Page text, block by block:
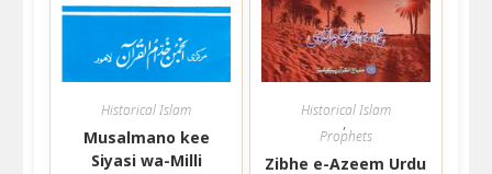
Historical Islam
Musalmano kee
Siyasi wa-Milli
Historical Islam
,
Prophets
Zibhe e-Azeem Urdu